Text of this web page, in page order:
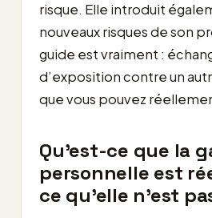
risque. Elle introduit
nouveaux risques de son
guide est vraiment :
d’exposition contre un
que vous pouvez
Qu’est-ce que la
personnelle est
ce qu’elle n’est